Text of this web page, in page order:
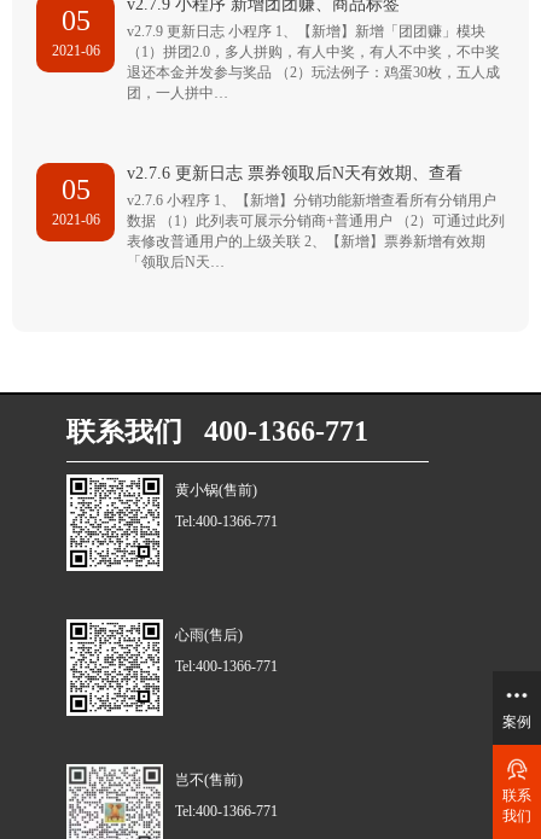
05
2021-06
v2.7.9 小程序 新增团团赚、商品标签
v2.7.9 更新日志 小程序 1、【新增】新增「团团赚」模块
（1）拼团2.0，多人拼购，有人中奖，有人不中奖，不中奖
退还本金并发参与奖品 （2）玩法例子：鸡蛋30枚，五人成
团，一人拼中…
05
2021-06
v2.7.6 更新日志 票券领取后N天有效期、查看
v2.7.6 小程序 1、【新增】分销功能新增查看所有分销用户
数据 （1）此列表可展示分销商+普通用户 （2）可通过此列
表修改普通用户的上级关联 2、【新增】票券新增有效期
「领取后N天…
联系我们 400-1366-771
黄小锅(售前)
Tel:400-1366-771
心雨(售后)
Tel:400-1366-771
岂不(售前)
Tel:400-1366-771
案例
联系
我们